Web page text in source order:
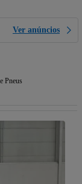
Ver anúncios
Pneus